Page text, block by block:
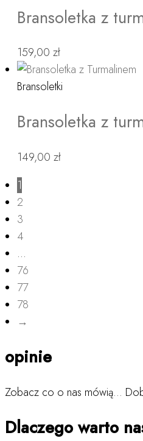
Bransoletka z
159,00 zł
Bransoletki
Bransoletka z
149,00 zł
1
2
3
4
…
76
77
78
→
opinie
Zobacz co o nas mówią…
Dlaczego warto